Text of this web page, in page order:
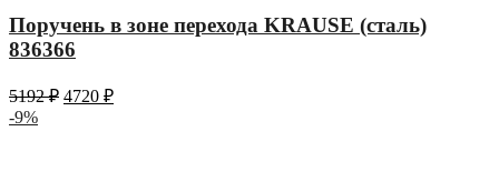
Поручень в зоне перехода KRAUSE (сталь)
836366
5192₽ 4720 ₽
-9%